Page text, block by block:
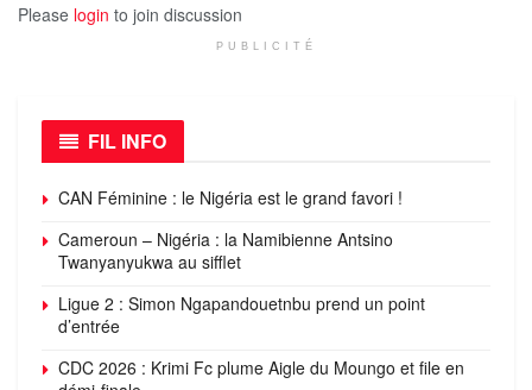
Please login to join discussion
PUBLICITÉ
FIL INFO
CAN Féminine : le Nigéria est le grand favori !
Cameroun – Nigéria : la Namibienne Antsino
Twanyanyukwa au sifflet
Ligue 2 : Simon Ngapandouetnbu prend un point
d’entrée
CDC 2026 : Krimi Fc plume Aigle du Moungo et file en